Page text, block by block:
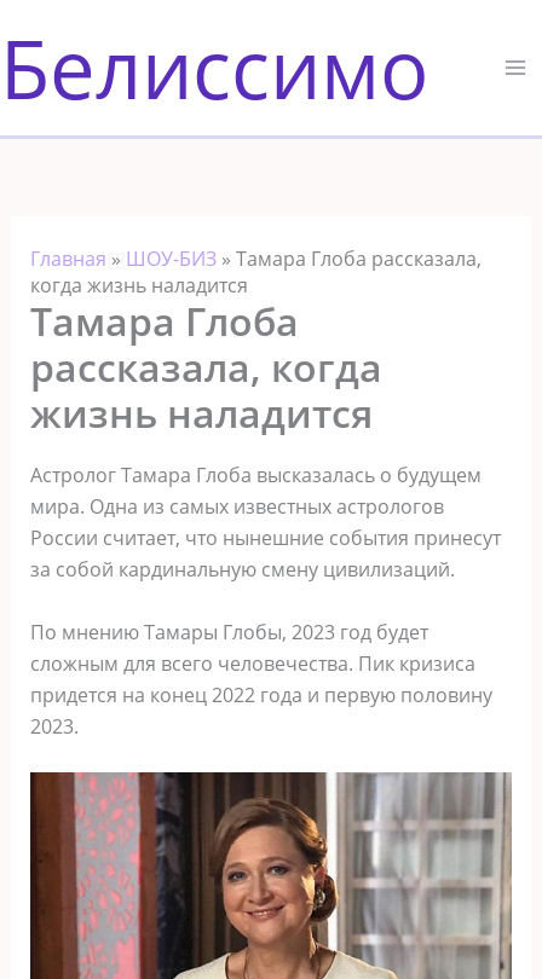
к
содержимому
Белиссимо
Главная » ШОУ-БИЗ» Тамара Глоба рассказала,
когда жизнь наладится
Тамара Глоба
рассказала, когда
жизнь наладится
Астролог Тамара Глоба высказалась о будущем
мира. Одна из самых известных астрологов
России считает, что нынешние события принесут
за собой кардинальную смену цивилизаций.
По мнению Тамары Глобы, 2023 год будет
сложным для всего человечества. Пик кризиса
придется на конец 2022 года и первую половину
2023.